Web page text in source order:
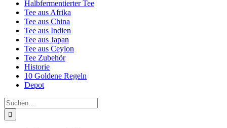
Halbfermentierter Tee
Tee aus Afrika
Tee aus China
Tee aus Indien
Tee aus Japan
Tee aus Ceylon
Tee Zubehör
Historie
10 Goldene Regeln
Depot
Suche
nach: